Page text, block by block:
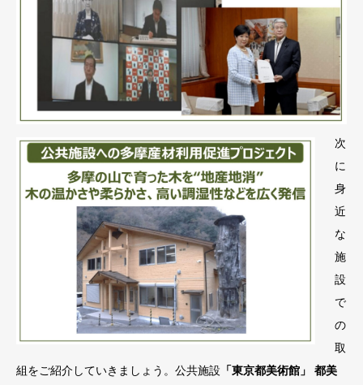
次
に
身
近
な
施
設
で
の
取
組をご紹介していきましょう。公共施設 「東京都美術館」 都美